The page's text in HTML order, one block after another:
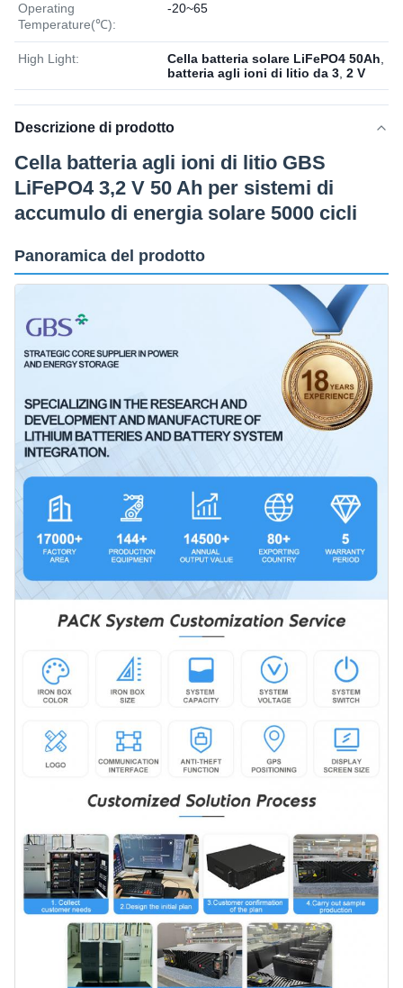
Operating
Temperature(℃):
-20~65
High Light: Cella batteria solare LiFePO4 50Ah
batteria agli ioni di litio da 3 2 V
Descrizione di prodotto
Cella batteria agli ioni di litio GBS
LiFePO4 3,2 V 50 Ah per sistemi di
accumulo di energia solare 5000 cicli
Panoramica del prodotto